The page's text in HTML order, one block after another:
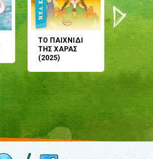
ΤΟ ΠΑΙΧΝΙΔΙ
ΤΗΣ ΧΑΡΑΣ
(2025)
μου;
(2024)